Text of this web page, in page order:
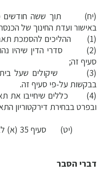
(יח) תוך ששה חודשים
באישור ועדת החינוך של
(1) ההליכים להסמכת תאגיד הניהול וביטול הסמכתו;
(2) סדרי הדין שיהיו
סעיף זה;
(3) שיקולים שעל בית
בבקשות על-פי סעיף זה.
(4) כללים שיחייבו את
ובפרט בבחירת דירקטוריון
(יט) סעיף 35 (א) לא יחול על יצירת הסדר.
דברי הסבר